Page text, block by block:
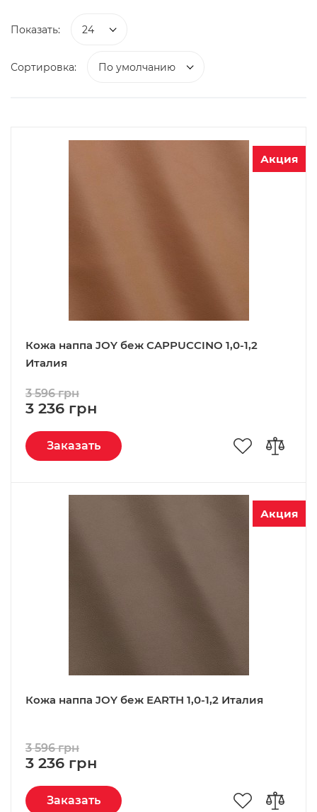
Показать: 24
Сортировка: По умолчанию
Акция
Кожа наппа JOY беж CAPPUCCINO 1,0-1,2
Италия
3 236 грн
3 596 грн
Заказать
Акция
Кожа наппа JOY беж EARTH 1,0-1,2 Италия
3 236 грн
3 596 грн
Заказать